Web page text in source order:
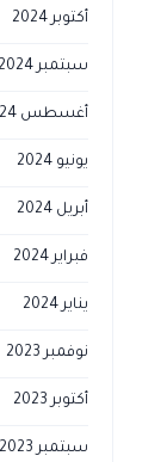
أكتوبر 2024
سبتمبر 2024
أغسطس 2024
يونيو 2024
أبريل 2024
فبراير 2024
يناير 2024
نوفمبر 2023
أكتوبر 2023
سبتمبر 2023